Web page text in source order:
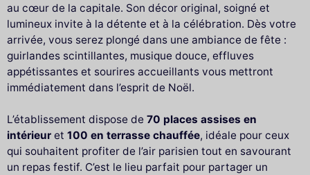
au cœur de la capitale. Son décor original, soigné et
lumineux invite à la détente et à la célébration. Dès votre
arrivée, vous serez plongé dans une ambiance de fête :
guirlandes scintillantes, musique douce, effluves
appétissantes et sourires accueillants vous mettront
immédiatement dans l’esprit de Noël.
L’établissement dispose de 70 places assises en
intérieur et 100 en terrasse chauffée, idéale pour ceux
qui souhaitent profiter de l’air parisien tout en savourant
un repas festif. C’est le lieu parfait pour partager un